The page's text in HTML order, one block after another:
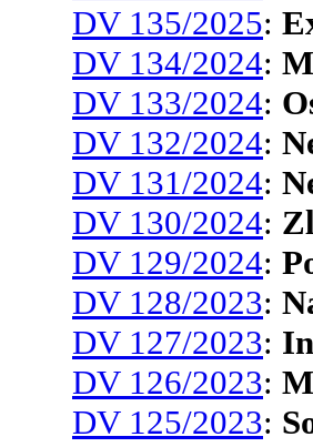
DV 135/2025:
DV 134/2024:
DV 133/2024:
DV 132/2024:
DV 131/2024:
DV 130/2024:
DV 129/2024:
DV 128/2023:
DV 127/2023:
DV 126/2023:
DV 125/2023: